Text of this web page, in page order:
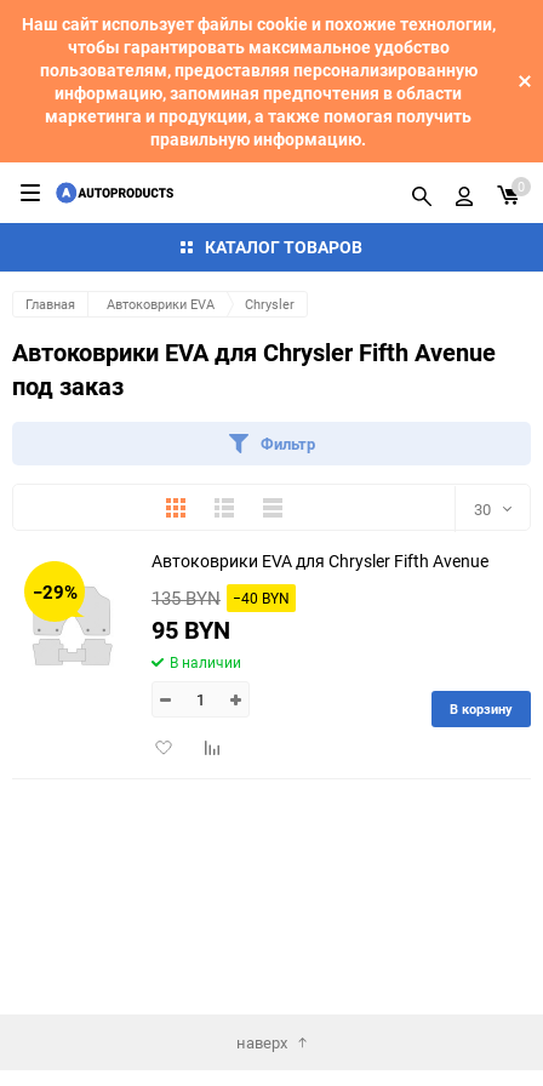
Наш сайт использует файлы cookie и похожие технологии,
чтобы гарантировать максимальное удобство
пользователям, предоставляя персонализированную
информацию, запоминая предпочтения в области
маркетинга и продукции, а также помогая получить
правильную информацию.
КАТАЛОГ ТОВАРОВ
0
Главная Автоковрики EVA Chrysler
Автоковрики EVA для Chrysler Fifth Avenue
под заказ
Фильтр
ПлиткаПодробноКомпактно 30
30
150
−29%
Автоковрики EVA для Chrysler Fifth Avenue
135 BYN −40 BYN
95 BYN
В наличии
ДобавитьДобавить
В корзину
наверх